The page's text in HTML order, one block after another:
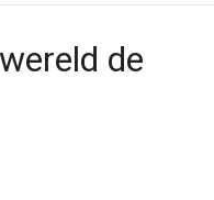
de